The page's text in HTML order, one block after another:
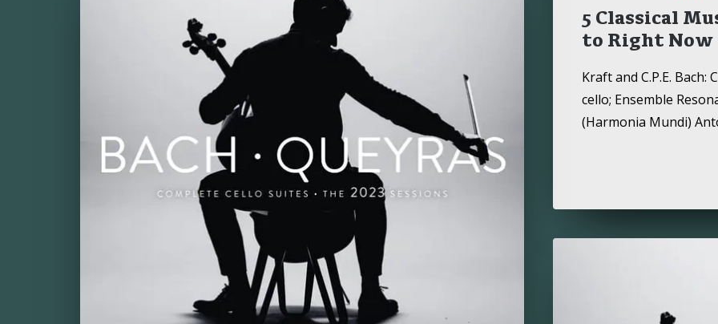
5 Classical
to Right Now
Kraft and C.P.E. Bach:
cello; Ensemble
(Harmonia Mundi)